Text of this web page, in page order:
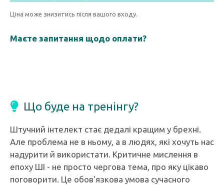
Ціна може знизитись після вашого входу.
Маєте запитання щодо оплати?
Що буде на тренінгу?
Штучний інтелект стає дедалі кращим у брехні.
Але проблема не в ньому, а в людях, які хочуть нас
надурити й використати. Критичне мислення в
епоху ШІ - не просто чергова тема, про яку цікаво
поговорити. Це обов'язкова умова сучасного